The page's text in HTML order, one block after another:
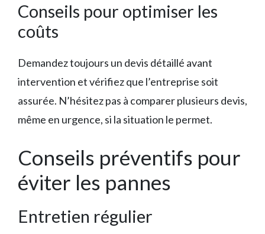
Conseils pour optimiser les
coûts
Demandez toujours un devis détaillé avant
intervention et vérifiez que l’entreprise soit
assurée. N’hésitez pas à comparer plusieurs devis,
même en urgence, si la situation le permet.
Conseils préventifs pour
éviter les pannes
Entretien régulier